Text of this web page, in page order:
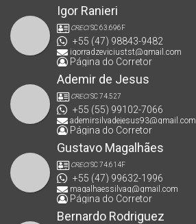
Igor Ranieri
CRECISC 63.696F
+55 (47) 98843-9482
igorradzeviciustst@gmail.com
Página do Corretor
Ademir de Jesus
CRECISC 74.527
+55 (55) 99102-7066
ademirsilvadejesus93@gmail.com
Página do Corretor
Gustavo Magalhães
CRECISC 74.614F
+55 (47) 99632-1996
magalhaessilvag@gmail.com
Página do Corretor
Bernardo Rodriguez